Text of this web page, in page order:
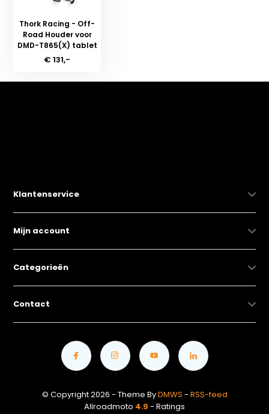
Thork Racing - Off-
Road Houder voor
DMD-T865(X) tablet
€ 131,-
Klantenservice
Mijn account
Categorieën
Contact
© Copyright 2026 - Theme ByDMWS - RSS-feed
Allroadmoto 4.9 - Ratings